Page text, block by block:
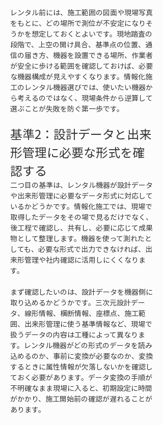
レンタル前には、施工範囲の図面や現場写真
をもとに、どの場所で測位が不安定になりそ
うかを想定しておくとよいです。現地踏査の
段階で、上空の開け具合、基準点の位置、通
信の届き方、機器を設置できる場所、作業者
が安全に歩ける範囲を確認しておけば、必要
な機器構成が見えやすくなります。情報化施
工のレンタル機器選びでは、使いたい機器か
ら考えるのではなく、現場条件から逆算して
選ぶことが失敗を防ぐ第一歩です。
基準2：設計データと出来
形管理に必要な形式を確
認する
二つ目の基準は、レンタル機器が設計データ
や出来形管理に必要なデータ形式に対応して
いるかどうかです。情報化施工では、現場で
取得したデータをその場で見るだけでなく、
後工程で確認し、共有し、必要に応じて成果
物として整理します。機器を使って測れたと
しても、必要な形式で出力できなければ、出
来形管理や社内確認に活用しにくくなりま
す。
まず確認したいのは、設計データを機器側に
取り込めるかどうかです。三次元設計デー
タ、線形情報、横断情報、座標点、施工範
囲、出来形管理に使う基準情報など、現場で
扱うデータの内容は工種によって異なりま
す。レンタル機器がどの形式のデータを読み
込めるのか、事前に変換が必要なのか、変換
するときに属性情報が欠落しないかを確認し
ておく必要があります。データ変換の手順が
不明確なまま現場に入ると、初期設定に時間
がかかり、施工開始前の確認が遅れることが
あります。